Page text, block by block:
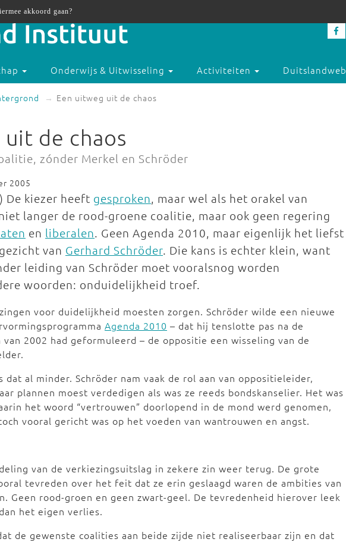
Onderwijs & Uitwisseling Activiteiten Duitslandweb
Een uitweg uit de chaos
de chaos
zónder Merkel en Schröder
2005
De kiezer heeft gesproken, maar wel als het orakel van
langer de rood-groene coalitie, maar ook geen regering
en liberalen. Geen Agenda 2010, maar eigenlijk het liefst
van Gerhard Schröder. Die kans is echter klein, want
leiding van Schröder moet vooralsnog worden
woorden: onduidelijkheid troef.
voor duidelijkheid moesten zorgen. Schröder wilde een nieuwe
Agenda 2010 – dat hij tenslotte pas na de
2002 had geformuleerd – de oppositie een wisseling van de
dat al minder. Schröder nam vaak de rol aan van oppositieleider,
plannen moest verdedigen als was ze reeds bondskanselier. Het was
het woord “vertrouwen” doorlopend in de mond werd genomen,
vooral gericht was op het voeden van wantrouwen en angst.
van de verkiezingsuitslag in zekere zin weer terug. De grote
tevreden over het feit dat ze erin geslaagd waren de ambities van
Geen rood-groen en geen zwart-geel. De tevredenheid hierover leek
het eigen verlies.
de gewenste coalities aan beide zijde niet realiseerbaar zijn en dat
akkoord gaan?